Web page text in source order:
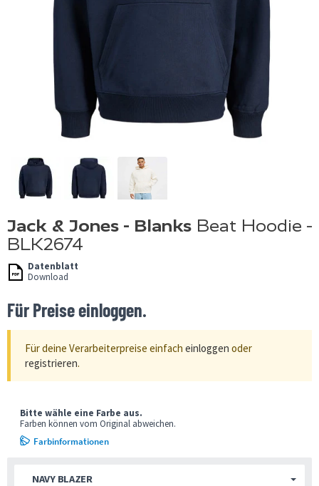
Jack & Jones - Blanks Beat Hoodie -
BLK2674
Datenblatt
Download
Für Preise einloggen.
Für deine Verarbeiterpreise einfach einloggen oder
registrieren.
NAVY BLAZER
Bitte wähle eine Farbe aus.
Farben können vom Original abweichen.
Farbinformationen